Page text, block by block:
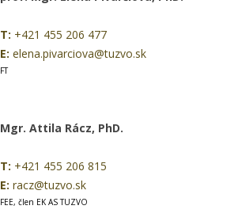
T: +421 455 206 477
E: elena.pivarciova@tuzvo.sk
FT
Mgr. Attila Rácz, PhD.
T: +421 455 206 815
E: racz@tuzvo.sk
FEE, člen EK AS TUZVO